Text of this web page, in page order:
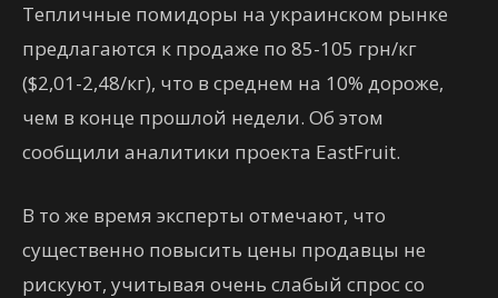
Тепличные помидоры на украинском рынке
предлагаются к продаже по 85-105 грн/кг
($2,01-2,48/кг), что в среднем на 10% дороже,
чем в конце прошлой недели. Об этом
сообщили аналитики проекта EastFruit.
В то же время эксперты отмечают, что
существенно повысить цены продавцы не
рискуют, учитывая очень слабый спрос со